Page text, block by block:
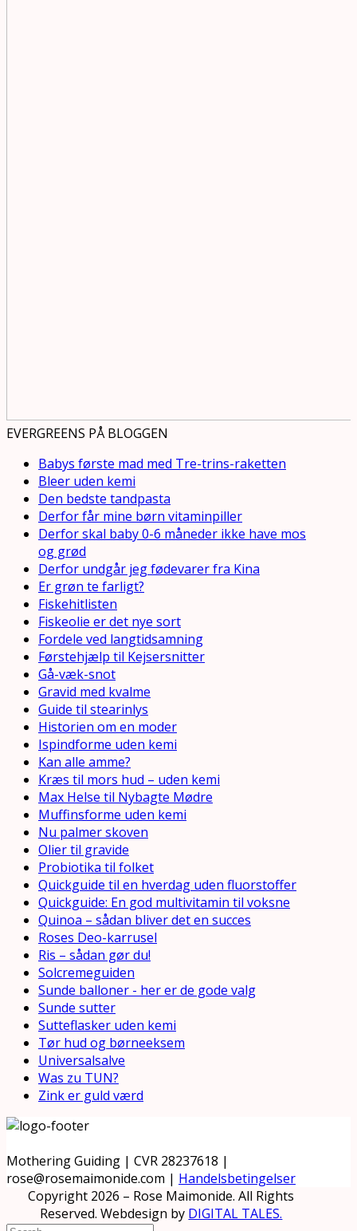
EVERGREENS PÅ BLOGGEN
Babys første mad med Tre-trins-raketten
Bleer uden kemi
Den bedste tandpasta
Derfor får mine børn vitaminpiller
Derfor skal baby 0-6 måneder ikke have mos
og grød
Derfor undgår jeg fødevarer fra Kina
Er grøn te farligt?
Fiskehitlisten
Fiskeolie er det nye sort
Fordele ved langtidsamning
Førstehjælp til Kejsersnitter
Gå-væk-snot
Gravid med kvalme
Guide til stearinlys
Historien om en moder
Ispindforme uden kemi
Kan alle amme?
Kræs til mors hud – uden kemi
Max Helse til Nybagte Mødre
Muffinsforme uden kemi
Nu palmer skoven
Olier til gravide
Probiotika til folket
Quickguide til en hverdag uden fluorstoffer
Quickguide: En god multivitamin til voksne
Quinoa – sådan bliver det en succes
Roses Deo-karrusel
Ris – sådan gør du!
Solcremeguiden
Sunde balloner - her er de gode valg
Sunde sutter
Sutteflasker uden kemi
Tør hud og børneeksem
Universalsalve
Was zu TUN?
Zink er guld værd
Mothering Guiding | CVR 28237618 |
rose@rosemaimonide.com | Handelsbetingelser
Copyright 2026 – Rose Maimonide. All Rights
Reserved. Webdesign by DIGITAL TALES.